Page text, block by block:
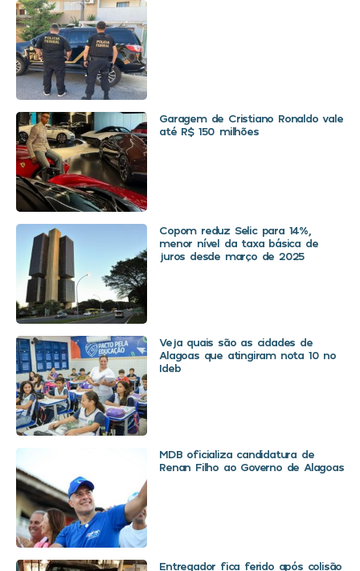
Garagem de Cristiano Ronaldo vale
até R$ 150 milhões
Copom reduz Selic para 14%,
menor nível da taxa básica de
juros desde março de 2025
Veja quais são as cidades de
Alagoas que atingiram nota 10 no
Ideb
MDB oficializa candidatura de
Renan Filho ao Governo de Alagoas
Entregador fica ferido após colisão